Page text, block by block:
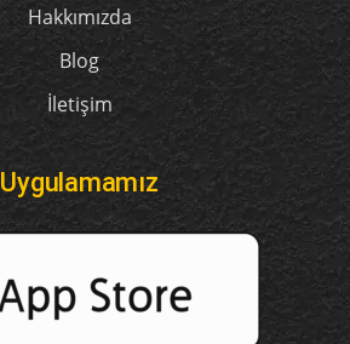
Hakkımızda
Blog
İletişim
Uygulamamız